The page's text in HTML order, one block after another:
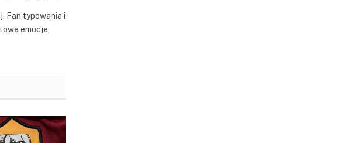
Fan typowania i
emocje,